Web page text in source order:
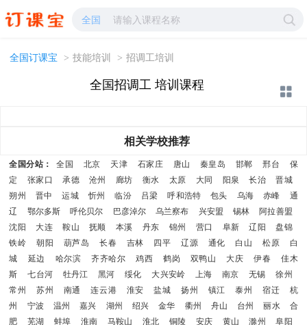
招调工培训-招调工学校哪家好?-订课宝
全国
全国订课宝 > 技能培训 > 招调工培训
全国招调工 培训课程
相关学校推荐
全国分站： 全国 北京 天津 石家庄 唐山 秦皇岛 邯郸 邢台
保
定
张家口 承德 沧州 廊坊 衡水 太原 大同 阳泉 长治
晋城
朔州
晋中 运城 忻州 临汾 吕梁 呼和浩特 包头 乌海 赤峰
通
辽
鄂尔多斯 呼伦贝尔 巴彦淖尔 乌兰察布 兴安盟 锡林
阿拉善盟
沈阳
大连 鞍山 抚顺 本溪 丹东 锦州 营口 阜新 辽阳
盘锦
铁岭
朝阳 葫芦岛 长春 吉林 四平 辽源 通化 白山 松原
白
城
延边 哈尔滨 齐齐哈尔 鸡西 鹤岗 双鸭山 大庆 伊春
佳木
斯
七台河 牡丹江 黑河 绥化 大兴安岭 上海 南京 无锡
徐州
常州
苏州 南通 连云港 淮安 盐城 扬州 镇江 泰州 宿迁
杭
州
宁波 温州 嘉兴 湖州 绍兴 金华 衢州 舟山 台州 丽水
合
肥
芜湖 蚌埠 淮南 马鞍山 淮北 铜陵 安庆 黄山 滁州
阜阳